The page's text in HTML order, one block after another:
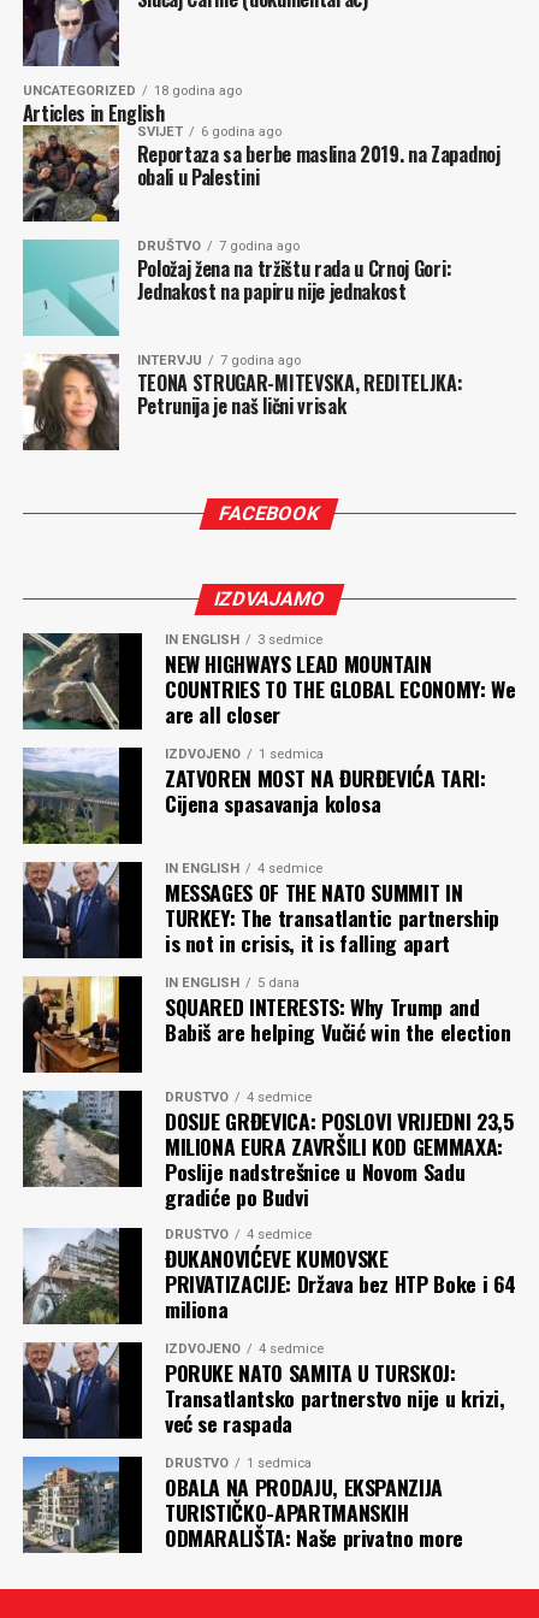
zločina, poharane ekonomije, obračuna sa kritičarima…
Aktuelna vlast, sve su prilike, isto tako računa da će ih
istorija pamtiti jer su zemlju uveli u EU. To što će ih
tamo, iz pretežno svojih interesa ugurati Brisel, to ćemo
UNCATEGORIZED 18 godina ago
Articles in English
SVIJET 6 godina ago
Reportaza sa berbe maslina 2019. na Zapadnoj
obali u Palestini
DRUŠTVO 7 godina ago
Položaj žena na tržištu rada u Crnoj Gori:
Jednakost na papiru nije jednakost
INTERVJU 7 godina ago
TEONA STRUGAR-MITEVSKA, REDITELJKA:
Petrunija je naš lični vrisak
FACEBOOK
IZDVAJAMO
IN ENGLISH 3 sedmice
NEW HIGHWAYS LEAD MOUNTAIN
COUNTRIES TO THE GLOBAL ECONOMY: We
are all closer
IZDVOJENO 1 sedmica
ZATVOREN MOST NA ĐURĐEVIĆA TARI:
Cijena spasavanja kolosa
IN ENGLISH 4 sedmice
MESSAGES OF THE NATO SUMMIT IN
TURKEY: The transatlantic partnership
is not in crisis, it is falling apart
IN ENGLISH 5 dana
SQUARED INTERESTS: Why Trump and
Babiš are helping Vučić win the election
DRUŠTVO 4 sedmice
DOSIJE GRĐEVICA: POSLOVI VRIJEDNI 23,5
MILIONA EURA ZAVRŠILI KOD GEMMAXA:
Poslije nadstrešnice u Novom Sadu
gradiće po Budvi
DRUŠTVO 4 sedmice
ĐUKANOVIĆEVE KUMOVSKE
PRIVATIZACIJE: Država bez HTP Boke i 64
miliona
IZDVOJENO 4 sedmice
PORUKE NATO SAMITA U TURSKOJ:
Transatlantsko partnerstvo nije u krizi,
već se raspada
DRUŠTVO 1 sedmica
OBALA NA PRODAJU, EKSPANZIJA
TURISTIČKO-APARTMANSKIH
ODMARALIŠTA: Naše privatno more